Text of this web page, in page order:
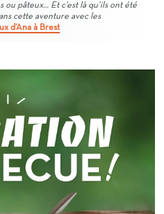
pâteux… Et c’est là qu’ils ont été
cette aventure avec les
d’Ana à Brest